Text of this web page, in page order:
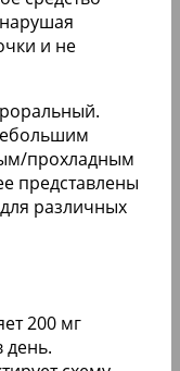
и не
прохладным
представлены
различных
200 мг
день.